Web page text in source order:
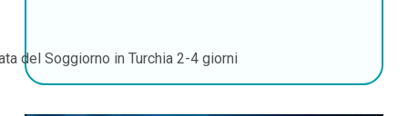
del Soggiorno in Turchia 2-4 giorni